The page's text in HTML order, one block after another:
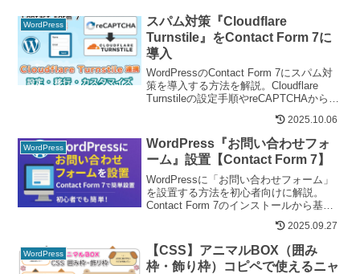
WordPress
スパム対策『Cloudflare
Turnstile』をContact Form 7に
導入
WordPressのContact Form 7にスパム対
策を導入する方法を解説。Cloudflare
Turnstileの設定手順やreCAPTCHAからの
2025.10.06
WordPress
WordPress『お問い合わせフォ
ーム』設置【Contact Form 7】
WordPressに「お問い合わせフォーム」
を設置する方法を初心者向けに解説。
Contact Form 7のインストールから基本
設定、メール送信設定、固定ページへの
設置、テスト送信、フッターメニューへ
のリンク追加までを画像付きで丁寧に紹
介しています。
2025.09.27
WordPress
【CSS】アニマルBOX（囲み
枠・飾り枠）コピペで使えるニャ